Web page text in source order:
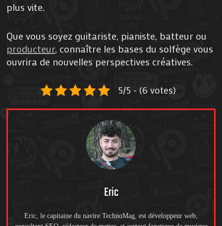
plus vite.
Que vous soyez guitariste, pianiste, batteur ou
producteur, connaître les bases du solfège vous
ouvrira de nouvelles perspectives créatives.
5/5 - (6 votes)
Eric
Eric, le capitaine du navire TechnoMag, est développeur web,